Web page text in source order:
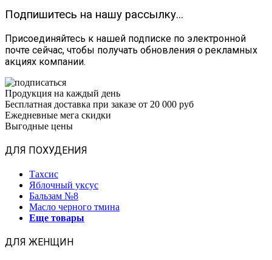
Подпишитесь на нашу рассылку...
Присоединяйтесь к нашей подписке по электронной
почте сейчас, чтобы получать обновления о рекламных
акциях компании.
Продукция на каждый день
Бесплатная доставка при заказе от 20 000 руб
Ежедневные мега скидки
Выгодные цены
ДЛЯ ПОХУДЕНИЯ
Тахсис
Яблочный уксус
Бальзам №8
Масло черного тмина
Еще товары
ДЛЯ ЖЕНЩИН